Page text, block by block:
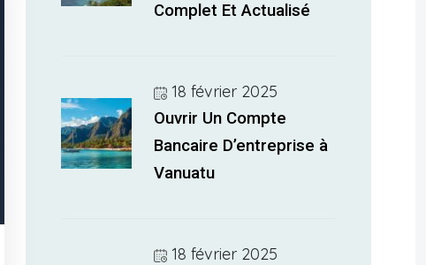
Complet Et Actualisé
18 février 2025
Ouvrir Un Compte
Bancaire D’entreprise à
Vanuatu
18 février 2025